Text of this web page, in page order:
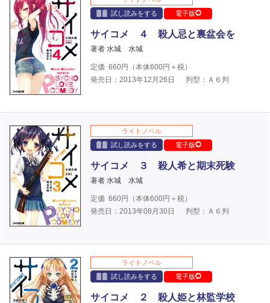
試し読みをする
電子版
サイコメ ４ 殺人忌と裏盆会を
著者 水城 水城
定価 660円（本体600円＋税）
発売日：2013年12月26日
判型：Ａ６判
ライトノベル
試し読みをする
電子版
サイコメ ３ 殺人希と期末死験
著者 水城 水城
定価 660円（本体600円＋税）
発売日：2013年08月30日
判型：Ａ６判
ライトノベル
試し読みをする
電子版
サイコメ ２ 殺人姫と林監学校